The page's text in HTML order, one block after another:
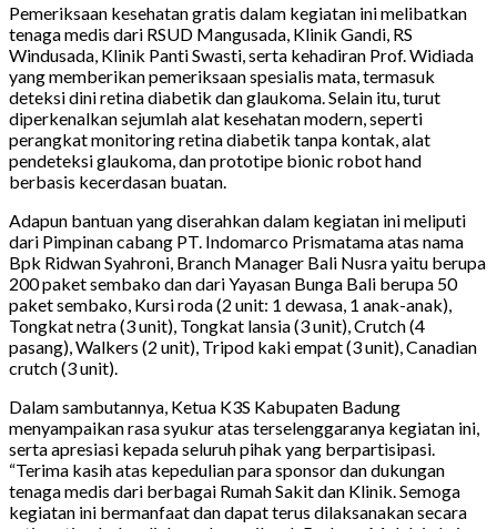
Pemeriksaan kesehatan gratis dalam kegiatan ini melibatkan
tenaga medis dari RSUD Mangusada, Klinik Gandi, RS
Windusada, Klinik Panti Swasti, serta kehadiran Prof. Widiada
yang memberikan pemeriksaan spesialis mata, termasuk
deteksi dini retina diabetik dan glaukoma. Selain itu, turut
diperkenalkan sejumlah alat kesehatan modern, seperti
perangkat monitoring retina diabetik tanpa kontak, alat
pendeteksi glaukoma, dan prototipe bionic robot hand
berbasis kecerdasan buatan.
Adapun bantuan yang diserahkan dalam kegiatan ini meliputi
dari Pimpinan cabang PT. Indomarco Prismatama atas nama
Bpk Ridwan Syahroni, Branch Manager Bali Nusra yaitu berupa
200 paket sembako dan dari Yayasan Bunga Bali berupa 50
paket sembako, Kursi roda (2 unit: 1 dewasa, 1 anak-anak),
Tongkat netra (3 unit), Tongkat lansia (3 unit), Crutch (4
pasang), Walkers (2 unit), Tripod kaki empat (3 unit), Canadian
crutch (3 unit).
Dalam sambutannya, Ketua K3S Kabupaten Badung
menyampaikan rasa syukur atas terselenggaranya kegiatan ini,
serta apresiasi kepada seluruh pihak yang berpartisipasi.
“Terima kasih atas kepedulian para sponsor dan dukungan
tenaga medis dari berbagai Rumah Sakit dan Klinik. Semoga
kegiatan ini bermanfaat dan dapat terus dilaksanakan secara